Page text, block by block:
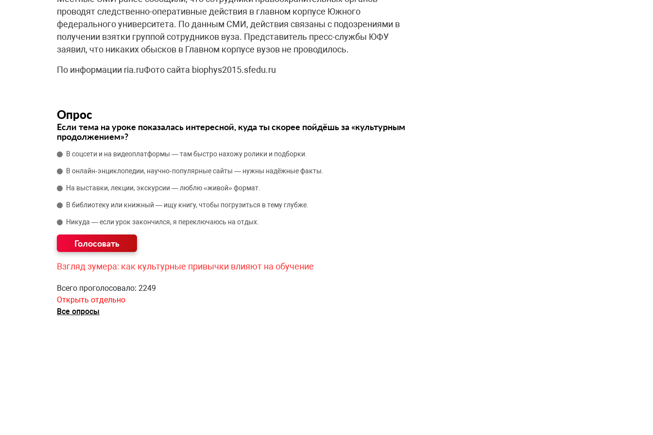
проводят следственно-оперативные действия в главном корпусе Южного
федерального университета. По данным СМИ, действия связаны с подозрениями в
получении взятки группой сотрудников вуза. Представитель пресс-службы ЮФУ
заявил, что никаких обысков в Главном корпусе вузов не проводилось.
По информации ria.ruФото сайта biophys2015.sfedu.ru
Опрос
Если тема на уроке показалась интересной, куда ты скорее пойдёшь за «культурным
продолжением»?
В соцсети и на видеоплатформы — там быстро нахожу ролики и подборки.
В онлайн‑энциклопедии, научно‑популярные сайты — нужны надёжные факты.
На выставки, лекции, экскурсии — люблю «живой» формат.
В библиотеку или книжный — ищу книгу, чтобы погрузиться в тему глубже.
Никуда — если урок закончился, я переключаюсь на отдых.
Взгляд зумера: как культурные привычки влияют на обучение
Всего проголосовало: 2249
Открыть отдельно
Все опросы